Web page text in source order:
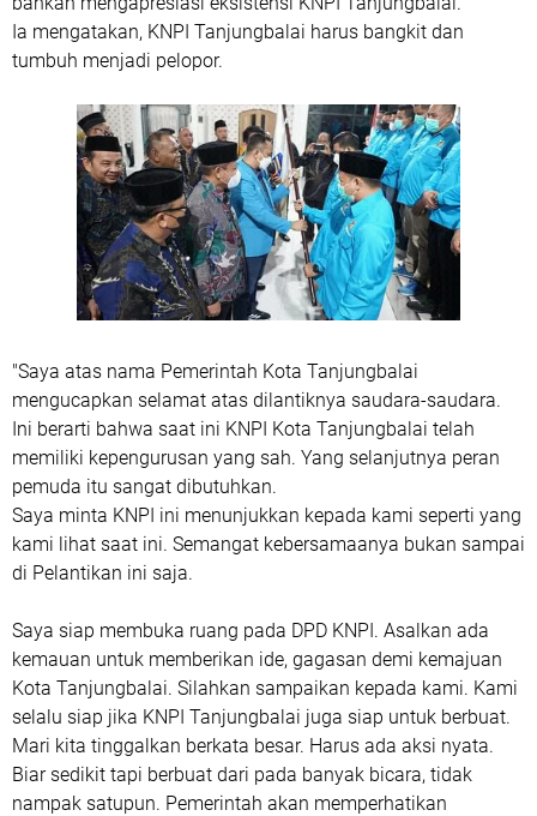
Ia mengatakan, KNPI Tanjungbalai harus bangkit dan
tumbuh menjadi pelopor.
"Saya atas nama Pemerintah Kota Tanjungbalai
mengucapkan selamat atas dilantiknya saudara-saudara.
Ini berarti bahwa saat ini KNPI Kota Tanjungbalai telah
memiliki kepengurusan yang sah. Yang selanjutnya peran
pemuda itu sangat dibutuhkan.
Saya minta KNPI ini menunjukkan kepada kami seperti yang
kami lihat saat ini. Semangat kebersamaanya bukan sampai
di Pelantikan ini saja.
Saya siap membuka ruang pada DPD KNPI. Asalkan ada
kemauan untuk memberikan ide, gagasan demi kemajuan
Kota Tanjungbalai. Silahkan sampaikan kepada kami. Kami
selalu siap jika KNPI Tanjungbalai juga siap untuk berbuat.
Mari kita tinggalkan berkata besar. Harus ada aksi nyata.
Biar sedikit tapi berbuat dari pada banyak bicara, tidak
nampak satupun. Pemerintah akan memperhatikan